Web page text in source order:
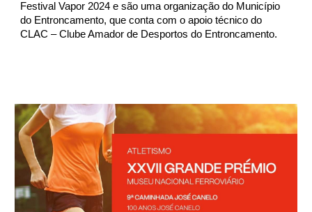
Festival Vapor 2024 e são uma organização do Município
do Entroncamento, que conta com o apoio técnico do
CLAC – Clube Amador de Desportos do Entroncamento.